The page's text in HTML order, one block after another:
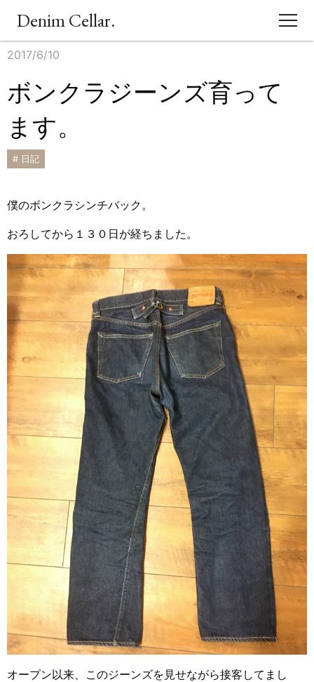
Denim Cellar.
CONCEPT
EVENT
BLOG
2017/6/10
ボンクラジーンズ育って
ます。
# 日記
僕のボンクラシンチバック。
おろしてから１３０日が経ちました。
オープン以来、このジーンズを見せながら接客してまし